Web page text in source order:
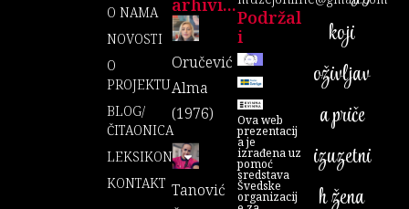
O NAMA
NOVOSTI
O
PROJEKTU
BLOG/
ČITAONICA
LEKSIKON
KONTAKT
arhivi...
Oručević
Alma
(1976)
Tanović
Podržal
I
Ova web
prezentacij
a je
izrađena uz
pomoć
sredstava
Švedske
organizacij
koji
oživljav
a priče
izuzetni
h žena